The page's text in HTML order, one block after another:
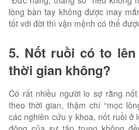
lòng bàn tay không được may
tốt với đời thì vận mệnh có thể
5. Nốt ruồi có to
thời gian không?
Có rất nhiều người lo sợ rằng
theo thời gian, thậm chí “mọc
các nghiên cứu y khoa, nốt ruồi ở